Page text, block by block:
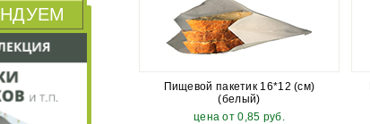
Пищевой пакетик 16*12 (см)
(белый)
цена от 0,85 руб.